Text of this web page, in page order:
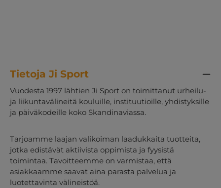
Tietoja Ji Sport
Vuodesta 1997 lähtien Ji Sport on toimittanut urheilu-
ja liikuntavälineitä kouluille, instituutioille, yhdistyksille
ja päiväkodeille koko Skandinaviassa.
Tarjoamme laajan valikoiman laadukkaita tuotteita,
jotka edistävät aktiivista oppimista ja fyysistä
toimintaa. Tavoitteemme on varmistaa, että
asiakkaamme saavat aina parasta palvelua ja
luotettavinta välineistöä.